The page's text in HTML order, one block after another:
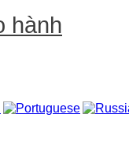
hành